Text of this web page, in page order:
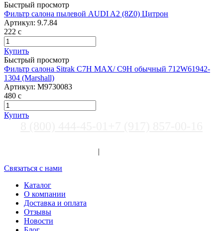
Быстрый просмотр
Фильтр салона пылевой AUDI A2 (8Z0) Цитрон
Артикул: 9.7.84
222 c
Купить
Быстрый просмотр
Фильтр салона Sitrak C7H MAX/ C9H обычный 712W61942-
1304 (Marshall)
Артикул: M9730083
480 c
Купить
|
Связаться с нами
Каталог
О компании
Доставка и оплата
Отзывы
Новости